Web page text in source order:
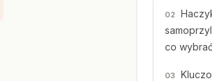
co